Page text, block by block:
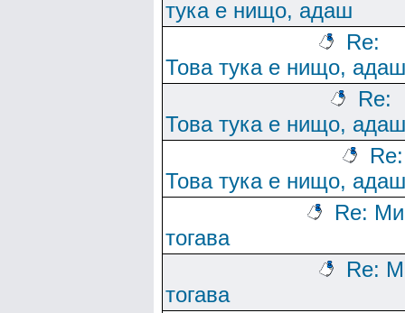
тука е нищо, адаш
Re:
Това тука е нищо, адаш
Re:
Това тука е нищо, адаш
Re:
Това тука е нищо, адаш
Re: Ми
тогава
Re:
тогава